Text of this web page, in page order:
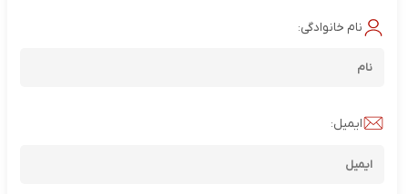
نام خانوادگی:
ایمیل: